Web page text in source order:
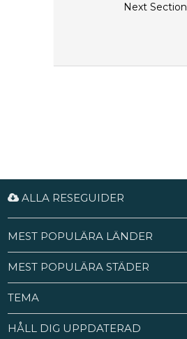
Next Section
ALLA RESEGUIDER
MEST POPULÄRA LÄNDER
MEST POPULÄRA STÄDER
TEMA
HÅLL DIG UPPDATERAD